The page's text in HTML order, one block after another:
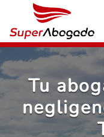
Tu